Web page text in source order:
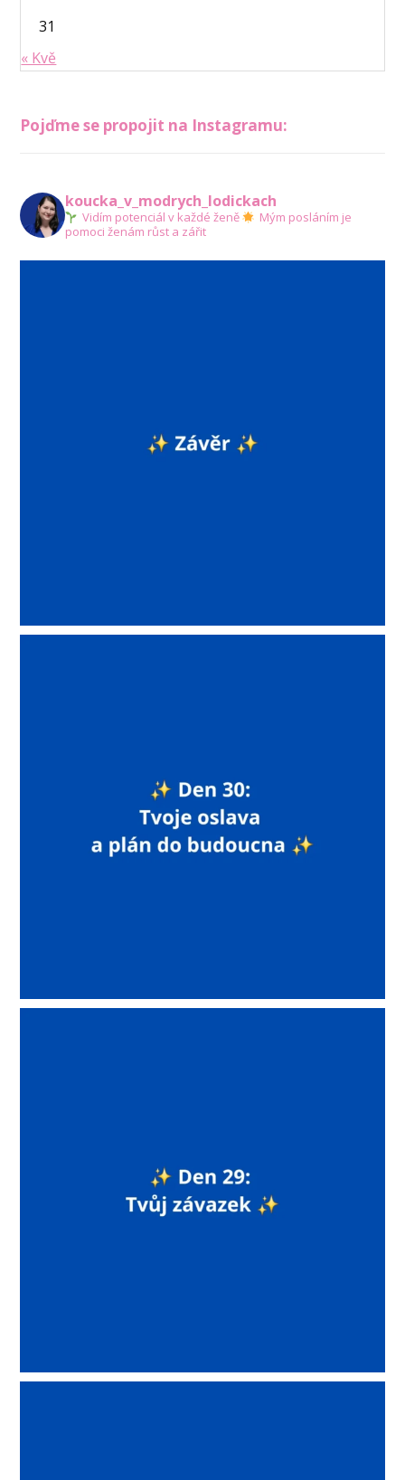
31
« Kvě
Pojďme se propojit na Instagramu:
koucka_v_modrych_lodickach
Vidím potenciál v každé ženě
Mým posláním je
pomoci ženám růst a zářit